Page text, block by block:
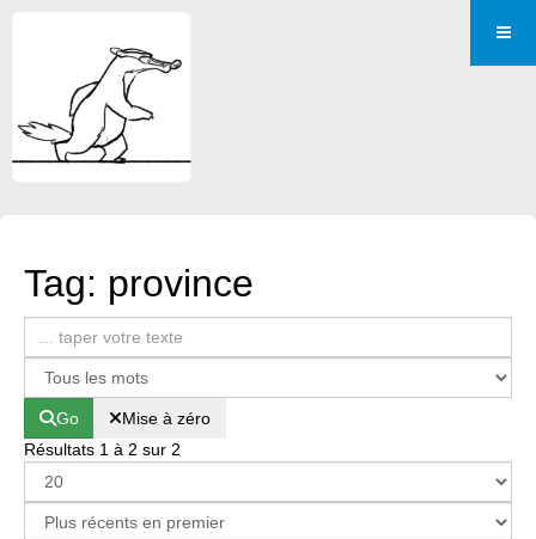
Tag: province
Go
Mise à zéro
Résultats 1 à 2 sur 2